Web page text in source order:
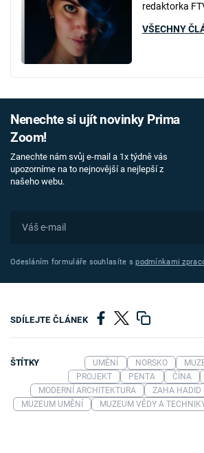
redaktorka
VŠECHNY
Nenechte si ujít novinky Prima
Zoom!
Zanechte nám svůj e-mail a 1x týdně vás
upozorníme na to nejnovější a nejlepší z
našeho webu.
Odesláním formuláře souhlasíte spodmínkami
SDÍLEJTE ČLÁNEK
ŠTÍTKY UMĚNÍ NORSKO
PROJEKT
PENTA ČÍNA
MODERNÍ ARCHITEKTURA
ZAHA HADID
MUZEUM UMĚNÍ
MUZEUM VĚDY A